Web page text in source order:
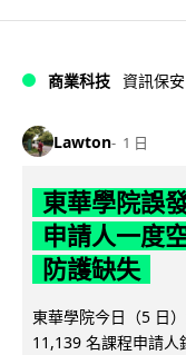
商業科技 資訊保安
Lawton 1 日
東華學院誤
申請人一度
防護缺失
東華學院今日（5 日
11,139 名課程申請人